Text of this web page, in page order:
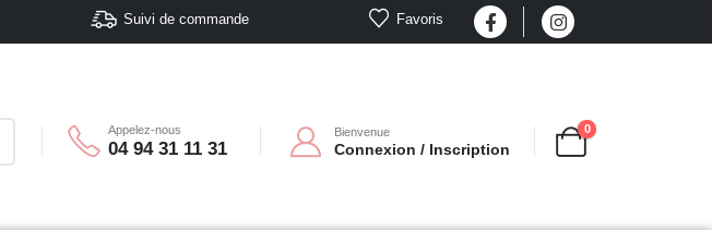
Suivi de commande Favoris
Appelez-nous
04 94 31 11 31
Bienvenue
Connexion / Inscription
0